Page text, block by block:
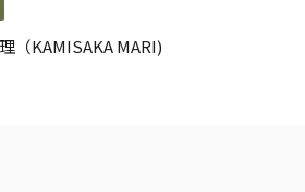
（KAMISAKA MARI)